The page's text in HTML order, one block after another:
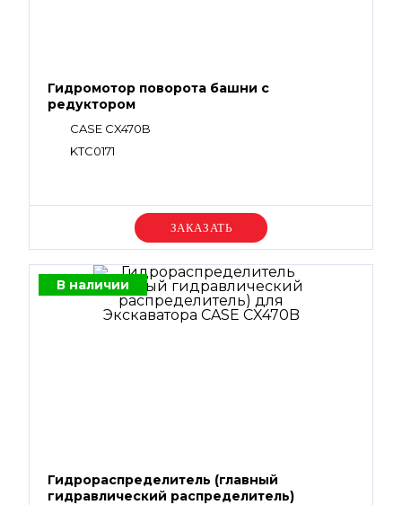
Гидромотор поворота башни с
редуктором
CASE CX470B
KTC0171
Уточняйте цену
В наличии
Гидрораспределитель (главный
гидравлический распределитель)